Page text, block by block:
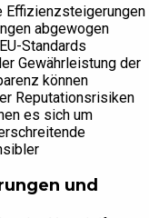
Effizienzsteigerungen
abgewogen
Standards
Gewährleistung der
können
Reputationsrisiken
es sich um
und